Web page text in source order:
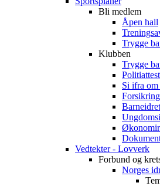
Bli medlem
Åpen hall
Trygge
Klubben
Trygge
Politiattest
Si ifra
Forsikring
Vedtekter - Lovverk
Forbund og
Norges